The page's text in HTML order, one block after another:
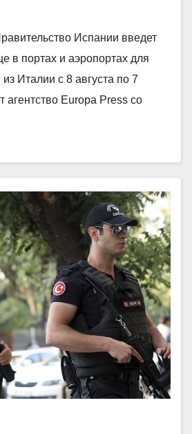
Испании введет
в портах и аэропортах для
Италии с 8 августа по 7
агентство Europa Press со